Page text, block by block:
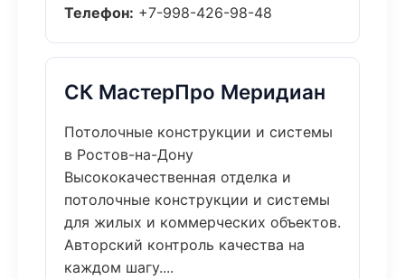
Телефон: +7-998-426-98-48
СК МастерПро Меридиан
Потолочные конструкции и системы
в Ростов-на-Дону
Высококачественная отделка и
потолочные конструкции и системы
для жилых и коммерческих объектов.
Авторский контроль качества на
каждом шагу....